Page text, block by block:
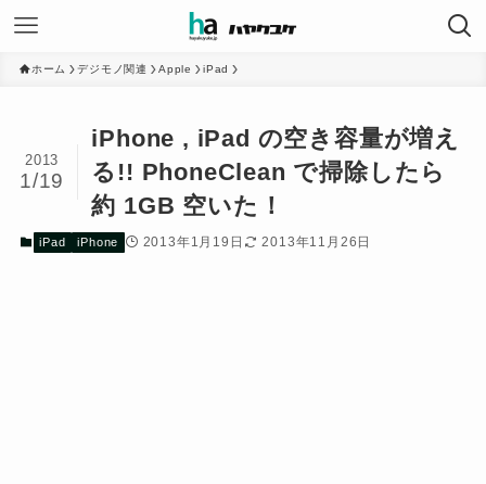
ホーム デジモノ関連 Apple iPad
iPhone , iPad の空き容量が増え
る!! PhoneClean で掃除したら
約 1GB 空いた！
2013
1/19
iPad iPhone 2013年1月19日 2013年11月26日